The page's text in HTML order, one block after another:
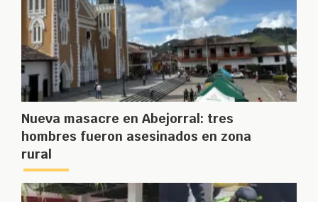
Nueva masacre en Abejorral: tres
hombres fueron asesinados en zona
rural